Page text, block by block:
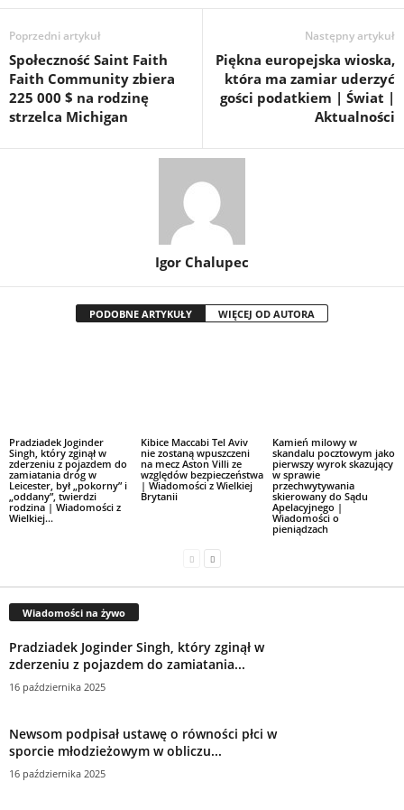
Poprzedni artykuł
Społeczność Saint Faith
Faith Community zbiera
225 000 $ na rodzinę
strzelca Michigan
Następny artykuł
Piękna europejska wioska,
która ma zamiar uderzyć
gości podatkiem | Świat |
Aktualności
Igor Chalupec
PODOBNE ARTYKUŁY WIĘCEJ OD AUTORA
Pradziadek Joginder
Singh, który zginął w
zderzeniu z pojazdem do
zamiatania dróg w
Leicester, był „pokorny” i
„oddany”, twierdzi
rodzina | Wiadomości z
Wielkiej...
Kibice Maccabi Tel Aviv
nie zostaną wpuszczeni
na mecz Aston Villi ze
względów bezpieczeństwa
| Wiadomości z Wielkiej
Brytanii
Kamień milowy w
skandalu pocztowym jako
pierwszy wyrok skazujący
w sprawie
przechwytywania
skierowany do Sądu
Apelacyjnego |
Wiadomości o
pieniądzach
Wiadomości na żywo
Pradziadek Joginder Singh, który zginął w
zderzeniu z pojazdem do zamiatania...
16 października 2025
Newsom podpisał ustawę o równości płci w
sporcie młodzieżowym w obliczu...
16 października 2025